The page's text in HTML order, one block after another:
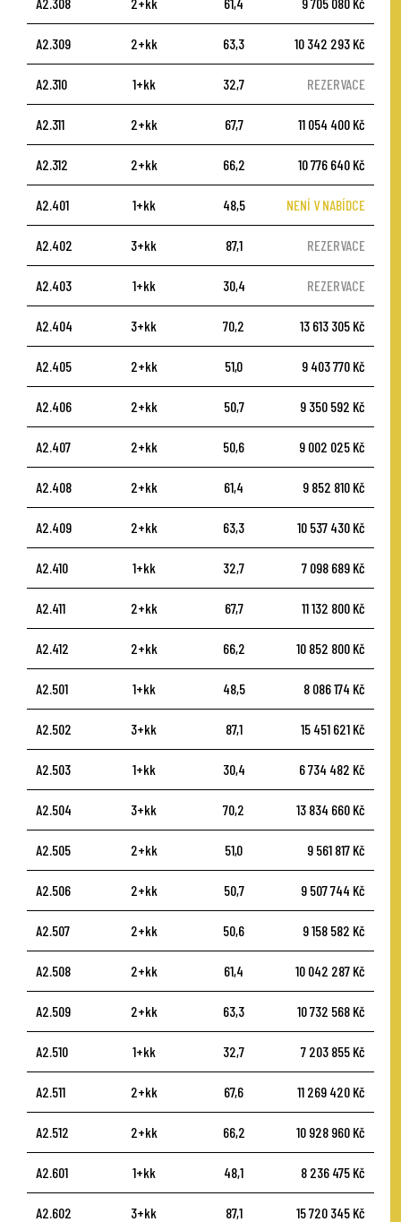
A2.309 2+kk 63,3 10 342 293 Kč
A2.310 1+kk 32,7 REZERVACE
A2.311 2+kk 67,7 11 054 400 Kč
A2.312 2+kk 66,2 10 776 640 Kč
A2.401 1+kk 48,5 NENÍ V NABÍDCE
A2.402 3+kk 87,1 REZERVACE
A2.403 1+kk 30,4 REZERVACE
A2.404 3+kk 70,2 13 613 305 Kč
A2.405 2+kk 51,0 9 403 770 Kč
A2.406 2+kk 50,7 9 350 592 Kč
A2.407 2+kk 50,6 9 002 025 Kč
A2.408 2+kk 61,4 9 852 810 Kč
A2.409 2+kk 63,3 10 537 430 Kč
A2.410 1+kk 32,7 7 098 689 Kč
A2.411 2+kk 67,7 11 132 800 Kč
A2.412 2+kk 66,2 10 852 800 Kč
A2.501 1+kk 48,5 8 086 174 Kč
A2.502 3+kk 87,1 15 451 621 Kč
A2.503 1+kk 30,4 6 734 482 Kč
A2.504 3+kk 70,2 13 834 660 Kč
A2.505 2+kk 51,0 9 561 817 Kč
A2.506 2+kk 50,7 9 507 744 Kč
A2.507 2+kk 50,6 9 158 582 Kč
A2.508 2+kk 61,4 10 042 287 Kč
A2.509 2+kk 63,3 10 732 568 Kč
A2.510 1+kk 32,7 7 203 855 Kč
A2.511 2+kk 67,6 11 269 420 Kč
A2.512 2+kk 66,2 10 928 960 Kč
A2.601 1+kk 48,1 8 236 475 Kč
A2.602 3+kk 87,1 15 720 345 Kč